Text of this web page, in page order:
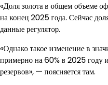
«Доля золота в общем объеме
на конец 2025 года. Сейчас
данные регулятор.
«Однако такое изменение в
примерно на 60% в 2025 году
резервов», — поясняется там.